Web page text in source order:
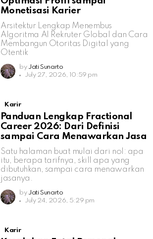
Monetisasi Karier
Arsitektur Lengkap Menembus
Algoritma AI Rekruter Global dan Cara
Membangun Otoritas Digital yang
Otentik
by Jati Sunarto
July 27, 2026, 10:59 pm
Karir
Panduan Lengkap Fractional
Career 2026: Dari Definisi
sampai Cara Menawarkan Jasa
Satu halaman buat mulai dari nol: apa
itu, berapa tarifnya, skill apa yang
dibutuhkan, sampai cara menawarkan
jasanya.
by Jati Sunarto
July 24, 2026, 5:29 pm
Karir